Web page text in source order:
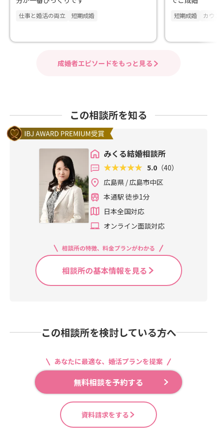
仕事と婚活の両立 短期成婚 短期成婚 カウ
成婚者エピソードをもっと見る
この相談所を知る
みくる結婚相談所
5.0 （40）
広島県 / 広島市中区
本通駅 徒歩1分
日本全国対応
オンライン面談対応
相談所の特徴、料金プランがわかる
相談所の基本情報を見る
この相談所を検討している方へ
あなたに最適な、婚活プランを提案
無料相談を予約する
資料請求をする